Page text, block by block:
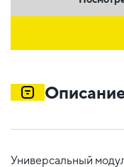
Универсальный